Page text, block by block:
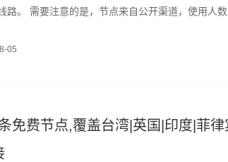
路。 需要注意的是，节点来自公开渠道，使用人数
链
05
免费节点,覆盖台湾|英国|印度|菲